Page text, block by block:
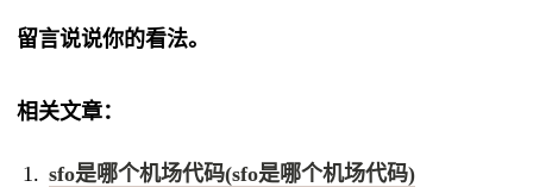
留言说说你的看法。
相关文章：
sfo是哪个机场代码(sfo是哪个机场代码)